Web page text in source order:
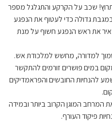
שכב על הקרקע והתגלגל מספר
גדולה כדי לעטוף את הנפגע
את ראש הנפגע חשוף על מנת
סמוך למדורה, מחשש למלכודת אש.
במים פושרים זורמים להתקשר
החירום 101. יש להישמע להנחיות החובשים והפראמדיקים
המוגן הקרוב ביותר ובמידה
פיקוד העורף.